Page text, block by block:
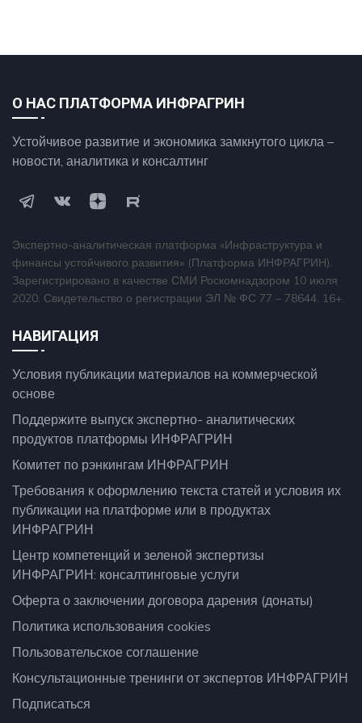
О НАС ПЛАТФОРМА ИНФРАГРИН
Устойчивое развитие и экономика замкнутого цикла –
новости, аналитика и консалтинг
Экспертно-аналитическая платформа «Инфраструктура и
финансы устойчивого развития» (Платформа ИНФРАГРИН).
Зарегистрировано в качестве СМИ Роскомнадзором 10 июля
2020. Свидетельство о регистрации ЭЛ № ФС 77 – 78644. 16+.
НАВИГАЦИЯ
Условия публикации материалов на коммерческой
основе
Поддержите выпуск экспертно- аналитических
продуктов платформы ИНФРАГРИН
Комитет по рэнкингам ИНФРАГРИН
Требования к оформлению текста статей и условия их
публикации на платформе или в продуктах
ИНФРАГРИН
Центр компетенций и зеленой экспертизы
ИНФРАГРИН: консалтинговые услуги
Оферта о заключении договора дарения (донаты)
Политика использования cookies
Пользовательское соглашение
Консультационные тренинги от экспертов ИНФРАГРИН
Подписаться